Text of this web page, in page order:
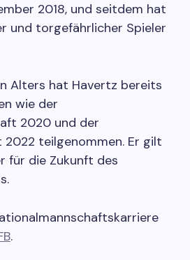
2018, und seitdem hat
und torgefährlicher Spieler
Alters hat Havertz bereits
wie der
2020 und der
teilgenommen. Er gilt
für die Zukunft des
.